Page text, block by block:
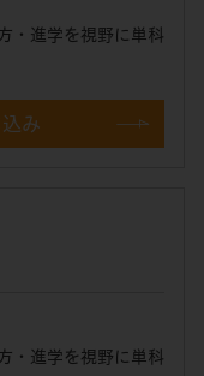
・進学を視野に単科
み
・進学を視野に単科